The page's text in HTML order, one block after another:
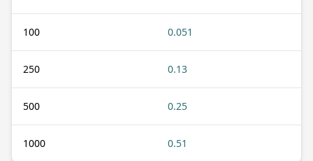
100 0.051
250 0.13
500 0.25
1000 0.51